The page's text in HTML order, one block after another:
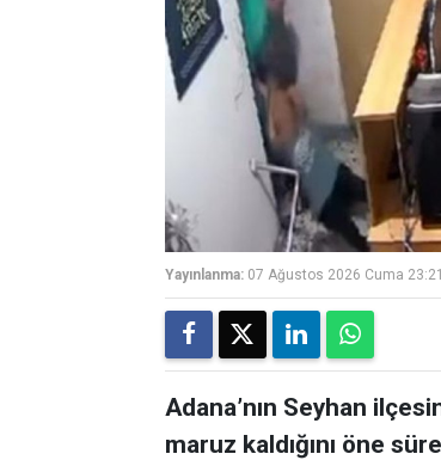
Yayınlanma: 07 Ağustos 2026 Cuma 23:21
Adana’nın Seyhan
maruz kaldığını öne